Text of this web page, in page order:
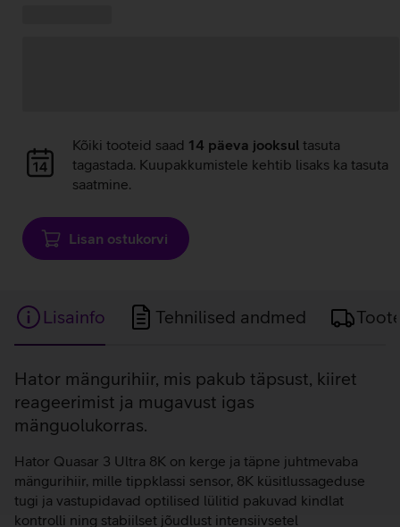
Andmete
laadimine
Kõiki tooteid saad 14 päeva jooksul tasuta
tagastada. Kuupakkumistele kehtib lisaks ka tasuta
saatmine.
Lisan ostukorvi
Lisainfo Tehnilised andmed
Lisainfo
Hator mängurihiir, mis pakub täpsust, kiiret
reageerimist ja mugavust igas
mänguolukorras.
Hator Quasar 3 Ultra 8K on kerge ja täpne juhtmevaba
mängurihiir, mille tippklassi sensor, 8K küsitlussageduse
tugi ja vastupidavad optilised lülitid pakuvad kindlat
kontrolli ning stabiilset jõudlust intensiivsetel